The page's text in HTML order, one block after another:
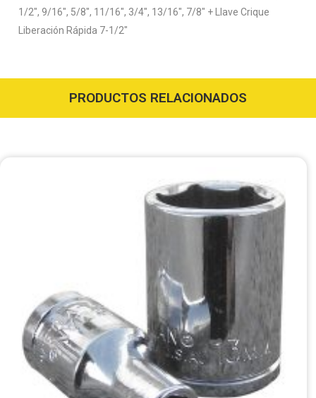
1/2″, 9/16″, 5/8″, 11/16″, 3/4″, 13/16″, 7/8″ + Llave Crique
Liberación Rápida 7-1/2″
PRODUCTOS RELACIONADOS